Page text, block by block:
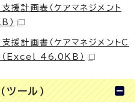
援計画表（ケアマネジメント
）
援計画書（ケアマネジメントC
（Excel 46.0KB）
ツール）